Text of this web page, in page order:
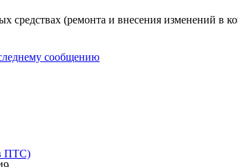
средствах (ремонта и внесения изменений в
ПТС)